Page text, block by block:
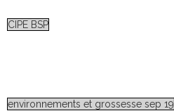
CIPE BSP
environnements et grossesse sep 19